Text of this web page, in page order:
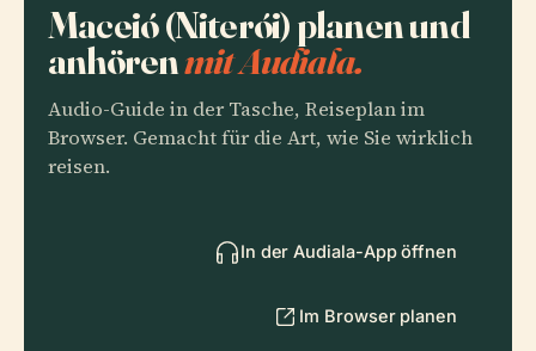
Maceió (Niterói) planen und
anhörenmit Audiala.
Audio-Guide in der Tasche, Reiseplan im
Browser. Gemacht für die Art, wie Sie wirklich
reisen.
In der Audiala-App öffnen
Im Browser planen